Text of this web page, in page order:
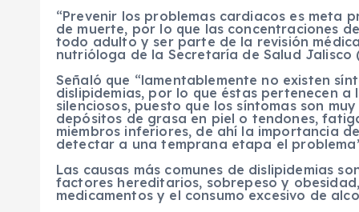
“Prevenir los problemas cardiacos es meta
de muerte, por lo que las concentraciones
todo adulto y ser parte de la revisión
nutrióloga de la Secretaría de Salud Jalisco
Señaló que “lamentablemente no existen
dislipidemias, por lo que éstas pertenecen
silenciosos, puesto que los síntomas son
depósitos de grasa en piel o tendones,
miembros inferiores, de ahí la importancia
detectar a una temprana etapa el
Las causas más comunes de dislipidemias
factores hereditarios, sobrepeso y
medicamentos y el consumo excesivo de